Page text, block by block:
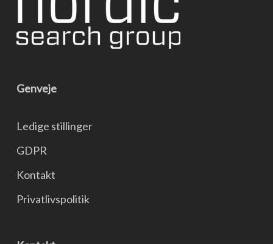
Genveje
Ledige stillinger
GDPR
Kontakt
Privatlivspolitik